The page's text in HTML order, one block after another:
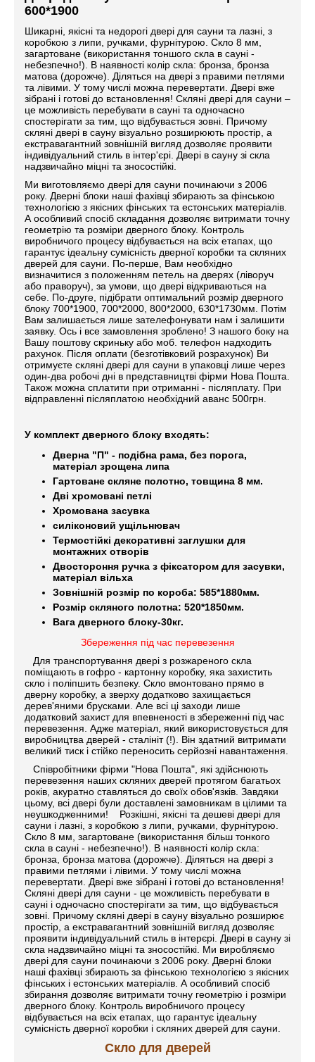
600*1900
Шикарні, якісні та недорогі двері для сауни та лазні, з
коробкою з липи, ручками, фурнітурою. Скло 8 мм,
загартоване (використання тоншого скла в сауні -
небезпечно!). В наявності колір скла: бронза, бронза
матова (дорожче). Діляться на двері з правими петлями
та лівими. У тому числі можна перевертати. Двері вже
зібрані і готові до встановлення! Скляні двері для сауни –
це можливість перебувати в сауні та одночасно
спостерігати за тим, що відбувається зовні. Причому
скляні двері в сауну візуально розширюють простір, а
екстравагантний зовнішній вигляд дозволяє проявити
індивідуальний стиль в інтер'єрі. Двері в сауну зі скла
надзвичайно міцні та зносостійкі.
Ми виготовляємо двері для сауни починаючи з 2006
року. Дверні блоки наші фахівці збирають за фінською
технологією з якісних фінських та естонських матеріалів.
А особливий спосіб складання дозволяє витримати точну
геометрію та розміри дверного блоку. Контроль
виробничого процесу відбувається на всіх етапах, що
гарантує ідеальну сумісність дверної коробки та скляних
дверей для сауни. По-перше, Вам необхідно
визначитися з положенням петель на дверях (ліворуч
або праворуч), за умови, що двері відкриваються на
себе. По-друге, підібрати оптимальний розмір дверного
блоку 700*1900, 700*2000, 800*2000, 630*1730мм. Потім
Вам залишається лише зателефонувати нам і залишити
заявку. Ось і все замовлення зроблено! З нашого боку на
Вашу поштову скриньку або моб. телефон надходить
рахунок. Після оплати (безготівковий розрахунок) Ви
отримуєте скляні двері для сауни в упаковці лише через
один-два робочі дні в представництві фірми Нова Пошта.
Також можна сплатити при отриманні - післяплату. При
відправленні післяплатою необхідний аванс 500грн.
У комплект дверного блоку входять:
Дверна "П" - подібна рама, без порога,
матеріал зрощена липа
Гартоване скляне полотно, товщина 8 мм.
Дві хромовані петлі
Хромована засувка
силіконовий ущільнювач
Термостійкі декоративні заглушки для
монтажних отворів
Двостороння ручка з фіксатором для засувки,
матеріал вільха
Зовнішній розмір по короба: 585*1880мм.
Розмір скляного полотна: 520*1850мм.
Вага дверного блоку-30кг.
Збереження під час перевезення
Для транспортування двері з розжареного скла
поміщають в гофро - картонну коробку, яка захистить
скло і поліпшить безпеку. Скло вмонтовано прямо в
дверну коробку, а зверху додатково захищається
дерев'яними брусками. Але всі ці заходи лише
додатковий захист для впевненості в збереженні під час
перевезення. Адже матеріал, який використовується для
виробництва дверей - сталініт (!). Він здатний витримати
великий тиск і стійко переносить серйозні навантаження.
Співробітники фірми "Нова Пошта", які здійснюють
перевезення наших скляних дверей протягом багатьох
років, акуратно ставляться до своїх обов'язків. Завдяки
цьому, всі двері були доставлені замовникам в цілими та
неушкодженними!
Розкішні, якісні та дешеві двері для
сауни і лазні, з коробкою з липи, ручками, фурнітурою.
Скло 8 мм, загартоване (використання більш тонкого
скла в сауні - небезпечно!). В наявності колір скла:
бронза, бронза матова (дорожче). Діляться на двері з
правими петлями і лівими. У тому числі можна
перевертати. Двері вже зібрані і готові до встановлення!
Скляні двері для сауни - це можливість перебувати в
сауні і одночасно спостерігати за тим, що відбувається
зовні. Причому скляні двері в сауну візуально розширює
простір, а екстравагантний зовнішній вигляд дозволяє
проявити індивідуальний стиль в інтерєрі. Двері в сауну зі
скла надзвичайно міцні та зносостійкі. Ми виробляємо
двері для сауни починаючи з 2006 року. Дверні блоки
наші фахівці збирають за фінською технологією з якісних
фінських і естонських матеріалів. А особливий спосіб
збирання дозволяє витримати точну геометрію і розміри
дверного блоку. Контроль виробничого процесу
відбувається на всіх етапах, що гарантує ідеальну
сумісність дверної коробки і скляних дверей для сауни.
Скло для дверей